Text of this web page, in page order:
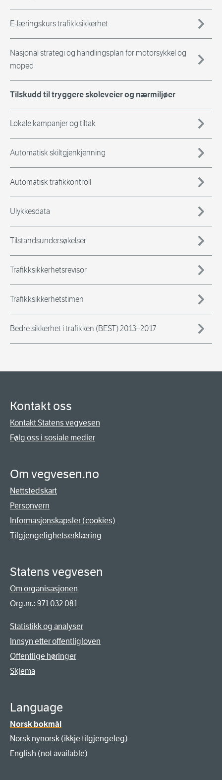
E-læringskurs trafikksikkerhet
Nasjonal strategi og handlingsplan for motorsykkel og
moped
Tilskudd til tryggere skoleveier og nærmiljøer
Lokale kampanjer og tiltak
Automatisk skiltgjenkjenning
Automatisk trafikkontroll
Ulykkesdata
Tilstandsundersøkelser
Trafikksikkerhetsrevisor
Trafikksikkerhetstimen
Bedre sikkerhet i trafikken (BEST) 2013–2017
Kontakt oss
Kontakt Statens vegvesen
Følg oss i sosiale medier
Om vegvesen.no
Nettstedskart
Personvern
Informasjonskapsler (cookies)
Tilgjengelighetserklæring
Statens vegvesen
Om organisasjonen
Org.nr.: 971 032 081
Statistikk og analyser
Innsyn etter offentligloven
Offentlige høringer
Skjema
Language
Norsk bokmål
Norsk nynorsk (ikkje tilgjengeleg)
English (not available)